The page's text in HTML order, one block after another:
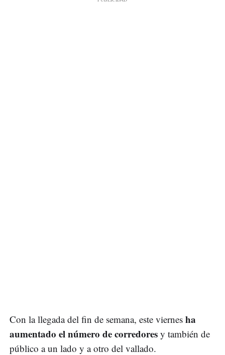
Con la llegada del fin de semana, este viernes ha
aumentado el número de corredores y también de
público a un lado y a otro del vallado.